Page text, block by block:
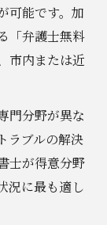
可能です。加
「弁護士無料
市内または近
門分野が異な
ラブルの解決
士が得意分野
況に最も適し